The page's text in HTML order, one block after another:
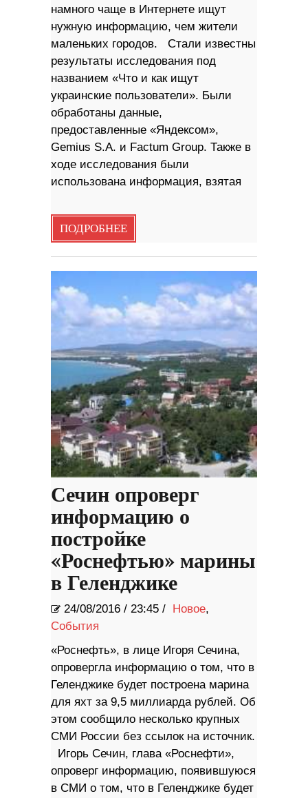
намного чаще в Интернете ищут
нужную информацию, чем жители
маленьких городов. Стали известны
результаты исследования под
названием «Что и как ищут
украинские пользователи». Были
обработаны данные,
предоставленные «Яндексом»,
Gemius S.A. и Factum Group. Также в
ходе исследования были
использована информация, взятая
ПОДРОБНЕЕ
Сечин опроверг
информацию о
постройке
«Роснефтью» марины
в Геленджике
24/08/2016 / 23:45 / Новое,
События
«Роснефть», в лице Игоря Сечина,
опровергла информацию о том, что в
Геленджике будет построена марина
для яхт за 9,5 миллиарда рублей. Об
этом сообщило несколько крупных
СМИ России без ссылок на источник.
Игорь Сечин, глава «Роснефти»,
опроверг информацию, появившуюся
в СМИ о том, что в Геленджике будет